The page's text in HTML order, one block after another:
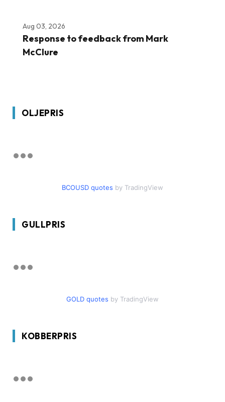
Aug 03, 2026
Response to feedback from Mark
McClure
OLJEPRIS
BCOUSD quotes by TradingView
GULLPRIS
GOLD quotes by TradingView
KOBBERPRIS